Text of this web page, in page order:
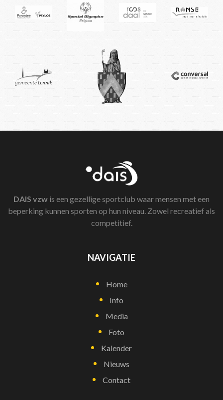
DAIS vzw is een gezellige sportclub waar mensen met een
beperking kunnen sporten op hun niveau. Zowel recreatief als
competitief.
NAVIGATIE
Home
Info
Media
Foto
Kalender
Nieuws
Contact